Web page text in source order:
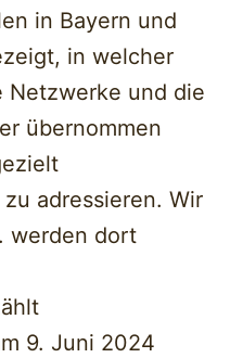
in Bayern und
in welcher
Netzwerke und die
übernommen
adressieren. Wir
werden dort
9. Juni 2024